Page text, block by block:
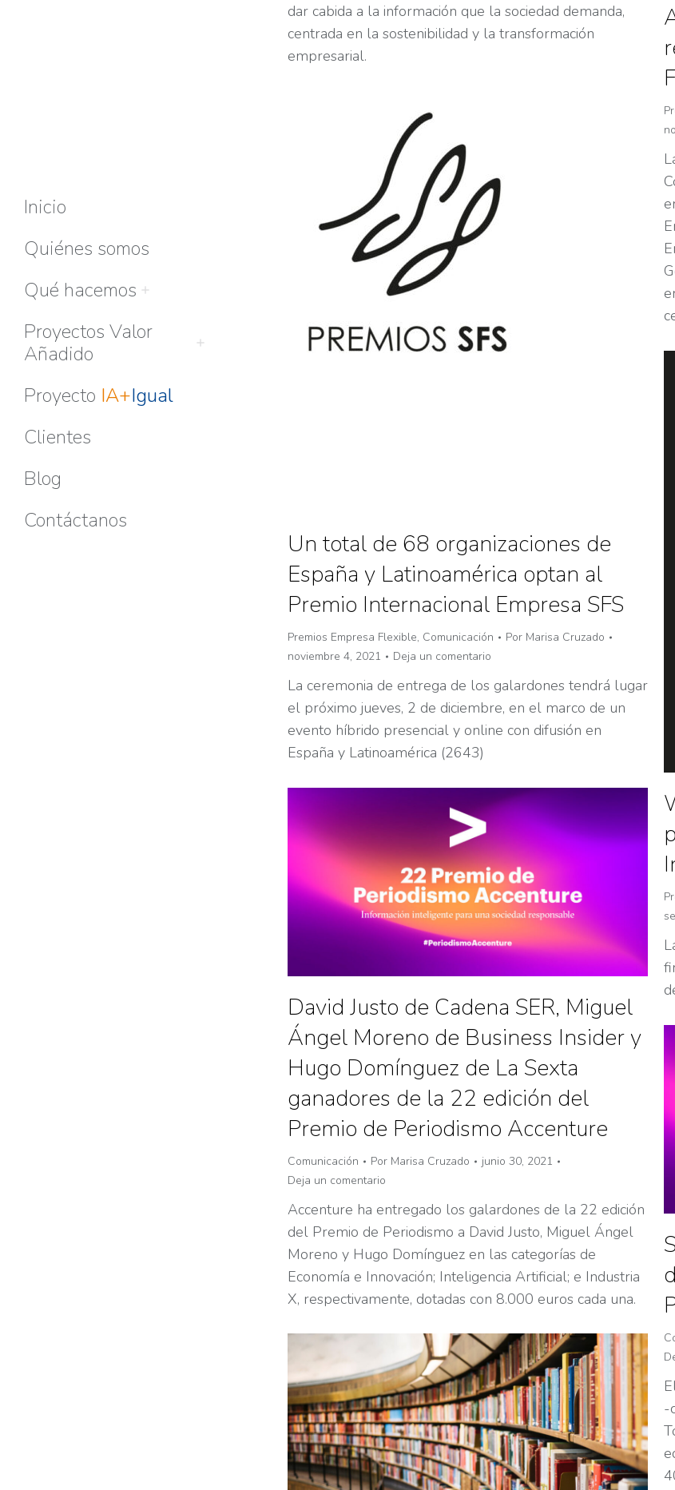
Inicio
Quiénes somos
Qué hacemos
Proyectos Valor
Añadido
Proyecto IA+Igual
Clientes
Blog
Contáctanos
dar cabida a la información que la sociedad demanda,
centrada en la sostenibilidad y la transformación
empresarial.
Un total de 68 organizaciones de
España y Latinoamérica optan al
Premio Internacional Empresa SFS
Premios Empresa Flexible, Comunicación Por Marisa Cruzado
noviembre 4, 2021
Deja un comentario
La ceremonia de entrega de los galardones tendrá lugar
el próximo jueves, 2 de diciembre, en el marco de un
evento híbrido presencial y online con difusión en
España y Latinoamérica (2643)
David Justo de Cadena SER, Miguel
Ángel Moreno de Business Insider y
Hugo Domínguez de La Sexta
ganadores de la 22 edición del
Premio de Periodismo Accenture
Comunicación Por Marisa Cruzado
junio 30, 2021
Deja un comentario
Accenture ha entregado los galardones de la 22 edición
del Premio de Periodismo a David Justo, Miguel Ángel
Moreno y Hugo Domínguez en las categorías de
Economía e Innovación; Inteligencia Artificial; e Industria
X, respectivamente, dotadas con 8.000 euros cada una.
-